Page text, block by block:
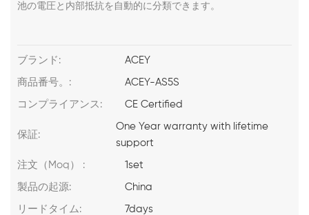
池の電圧と内部抵抗を自動的に分類できます。
ブランド: ACEY
商品番号。: ACEY-AS5S
コンプライアンス: CE Certified
保証:
One Year warranty with lifetime
support
注文（Moq） : 1set
製品の起源: China
リードタイム: 7days